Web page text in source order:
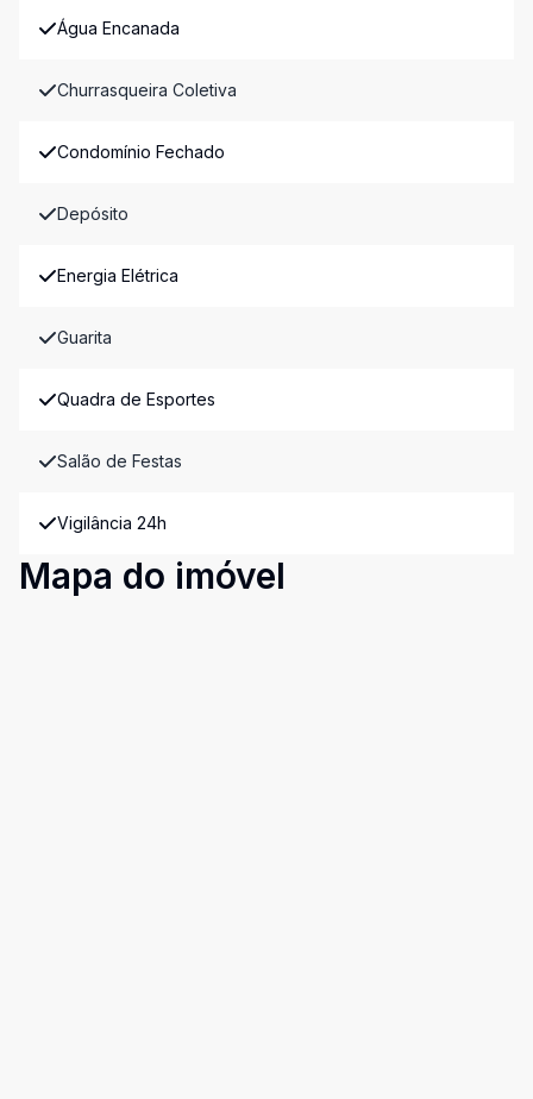
Água Encanada
Churrasqueira Coletiva
Condomínio Fechado
Depósito
Energia Elétrica
Guarita
Quadra de Esportes
Salão de Festas
Vigilância 24h
Mapa do imóvel